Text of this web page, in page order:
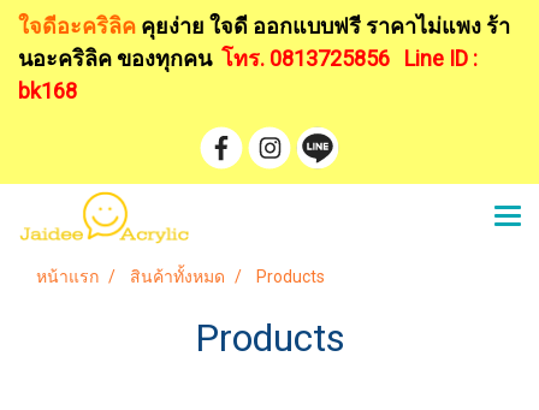
ใจดีอะคริลิค คุยง่าย ใจดี ออกแบบฟรี ราคาไม่แพง ร้า
นอะคริลิค ของทุกคน โทร. 0813725856 Line ID :
bk168
หน้าแรก สินค้าทั้งหมด Products
Products